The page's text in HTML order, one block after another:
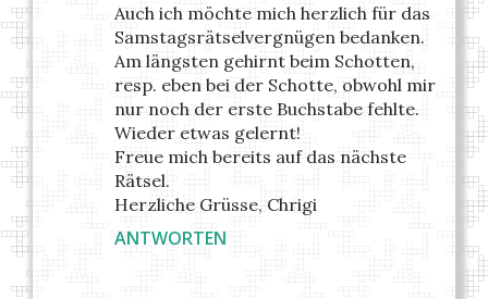
Auch ich möchte mich herzlich für das
Samstagsrätselvergnügen bedanken.
Am längsten gehirnt beim Schotten,
resp. eben bei der Schotte, obwohl mir
nur noch der erste Buchstabe fehlte.
Wieder etwas gelernt!
Freue mich bereits auf das nächste
Rätsel.
Herzliche Grüsse, Chrigi
ANTWORTEN